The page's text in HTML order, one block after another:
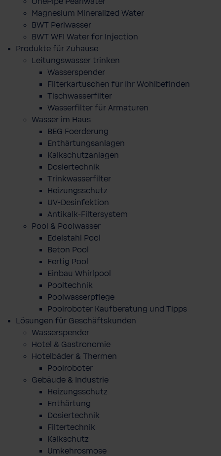
Magnesium Mineralized Water
BWT Perlwasser
BWT WFI Water for Injection
Produkte für Zuhause
Leitungswasser trinken
Wasserspender
Filterkartuschen für Ihr Wohlbefinden
Tischwasserfilter
Wasserfilter für Armaturen
Wasser im Haus
BEG Foerderung
Enthärtungsanlagen
Kalkschutzanlagen
Dosiertechnik
Trinkwasserfilter
Heizungsschutz
UV-Desinfektion
Antikalk-Filtersystem
Pool & Poolwasser
Edelstahl Pool
Beton Pool
Fertig Pool
Einbau Whirlpool
Pooltechnik
Poolwasserpflege
Poolroboter Kaufberatung und Tipps
Lösungen für Geschäftskunden
Wasserspender
Hotel & Gastronomie
Hotelbäder & Thermen
Poolroboter
Gebäude & Industrie
Heizungsschutz
Enthärtung
Dosiertechnik
Filtertechnik
Kalkschutz
Umkehrosmose